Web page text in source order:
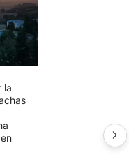
bajo
la